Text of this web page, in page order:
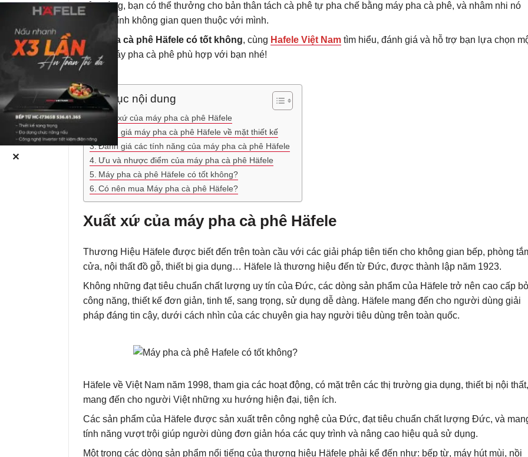
cửa hàng, bạn có thể thưởng cho bản thân tách cà phê tự pha chế bằng máy pha cà phê, và nhâm nhi nó
trong chính không gian quen thuộc với mình.
Máy pha cà phê Häfele có tốt không, cùng Hafele Việt Nam tìm hiểu, đánh giá và hỗ trợ bạn lựa chọn
chiếc máy pha cà phê phù hợp với bạn nhé!
Mục lục nội dung
Xuất xứ của máy pha cà phê Häfele
Đánh giá máy pha cà phê Häfele về mặt thiết kế
Đánh giá các tính năng của máy pha cà phê Häfele
Ưu và nhược điểm của máy pha cà phê Häfele
Máy pha cà phê Häfele có tốt không?
Có nên mua Máy pha cà phê Häfele?
Xuất xứ của máy pha cà phê Häfele
Thương Hiệu Häfele được biết đến trên toàn cầu với các giải pháp tiên tiến cho không gian bếp, phòng
cửa, nội thất đồ gỗ, thiết bị gia dụng… Häfele là thương hiệu đến từ Đức, được thành lập năm 1923.
Không những đạt tiêu chuẩn chất lượng uy tín của Đức, các dòng sản phẩm của Häfele trở nên cao cấp
công năng, thiết kế đơn giản, tinh tế, sang trọng, sử dụng dễ dàng. Häfele mang đến cho người dùng giải
pháp đáng tin cậy, dưới cách nhìn của các chuyên gia hay người tiêu dùng trên toàn quốc.
Häfele về Việt Nam năm 1998, tham gia các hoạt động, có mặt trên các thị trường gia dụng, thiết bị nội thất,
mang đến cho người Việt những xu hướng hiện đại, tiện ích.
Các sản phẩm của Häfele được sản xuất trên công nghệ của Đức, đạt tiêu chuẩn chất lượng Đức, và
tính năng vượt trội giúp người dùng đơn giản hóa các quy trình và nâng cao hiệu quả sử dụng.
Một trong các dòng sản phẩm nổi tiếng của thương hiệu Häfele phải kể đến như: bếp từ, máy hút mùi, nồi
✕